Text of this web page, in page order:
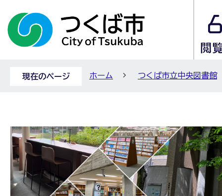
現在のページ ホーム つくば市立中央図書館
図
書